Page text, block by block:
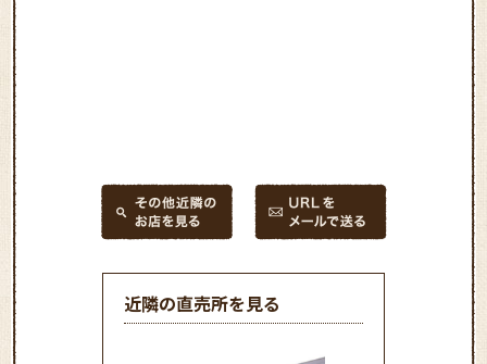
近隣の直売所を見る